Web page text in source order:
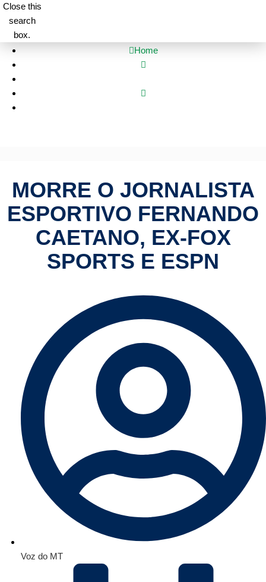
Close this
search
box.
Home
MORRE O JORNALISTA
ESPORTIVO FERNANDO
CAETANO, EX-FOX
SPORTS E ESPN
Voz do MT